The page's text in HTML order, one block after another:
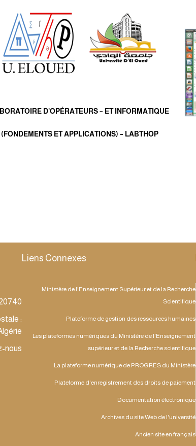
D’OPÉRATEURS – ET INFORMATIQUE
(FONDEMENTS ET APPLICATIONS) – LABTHOP
:
nous
Liens Connexes
Ministère de l'Enseignement Supérieur et de la Recherche
Scientifique
Plateforme de gestion des ressources humaines
Les plateformes numériques du Ministère de l'Enseignement
supérieur et de la Recherche scientifique
La plateforme numérique de PROGRES du Ministère
Plateforme d'enregistrement des droits de paiement
Documentation électronique
Archives du site Web de l'université
Ancien site en français